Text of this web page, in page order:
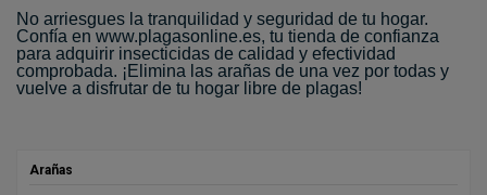
No arriesgues la tranquilidad y seguridad de tu hogar.
Confía en www.plagasonline.es, tu tienda de confianza
para adquirir insecticidas de calidad y efectividad
comprobada. ¡Elimina las arañas de una vez por todas y
vuelve a disfrutar de tu hogar libre de plagas!
Arañas